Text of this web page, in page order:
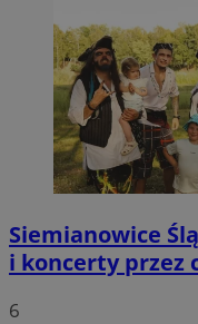
Siemianowice
i koncerty przez
6